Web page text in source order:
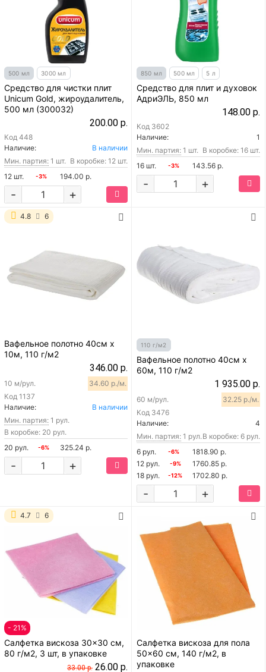
500 мл 3000 мл
Средство для чистки плит
Unicum Gold, жироудалитель,
500 мл (300032)
200.00 р.
Код 448
Наличие:
В наличии
Мин. партия: 1 шт. В коробке: 12 шт.
12 шт.
-3% 194.00 р.
+
-
850 мл 500 мл 5 л
Средство для плит и духовок
АдриЭЛЬ, 850 мл
148.00 р.
Код 3602
Наличие:
1
Мин. партия: 1 шт. В коробке: 16 шт.
16 шт.
-3% 143.56 р.
+
-
4.8 6
Вафельное полотно 40см х
10м, 110 г/м2
346.00 р.
Код 1137
10 м/рул. 34.60 р./м.
Наличие:
В наличии
Мин. партия: 1 рул.
В коробке: 20 рул.
20 рул.
-6% 325.24 р.
+
-
110 г/м2
Вафельное полотно 40см х
60м, 110 г/м2
1 935.00 р.
Код 3476
60 м/рул. 32.25 р./м.
Наличие:
4
Мин. партия: 1 рул. В коробке: 6 рул.
6 рул.
-6%
1818.90 р.
12 рул.
-9%
1760.85 р.
18 рул.
-12% 1702.80 р.
+
-
4.7 6
- 21%
Салфетка вискоза 30x30 см,
80 г/м2, 3 шт, в упаковке
33.00 р. 26.00 р.
Салфетка вискоза для пола
50x60 см, 140 г/м2, в
упаковке